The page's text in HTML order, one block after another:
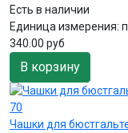
Есть в наличии
Единица измерения:
340.00 руб
В корзину
Чашки для